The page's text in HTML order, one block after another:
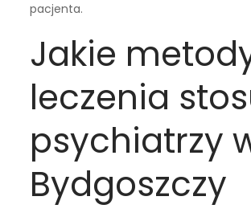
pacjenta.
Jakie
leczenia
psychiatrzy
Bydgoszczy